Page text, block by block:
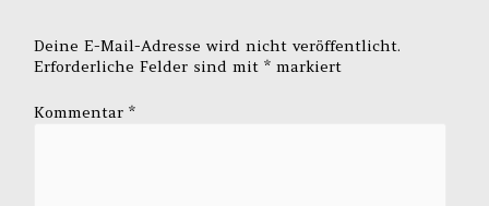
Deine E-Mail-Adresse wird nicht veröffentlicht.
Erforderliche Felder sind mit* markiert
Kommentar*